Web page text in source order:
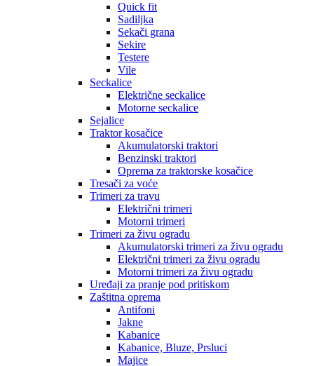
Quick fit
Sadiljka
Sekači grana
Sekire
Testere
Vile
Seckalice
Električne seckalice
Motorne seckalice
Sejalice
Traktor kosačice
Akumulatorski traktori
Benzinski traktori
Oprema za traktorske kosačice
Tresači za voće
Trimeri za travu
Električni trimeri
Motorni trimeri
Trimeri za živu ogradu
Akumulatorski trimeri za živu ogradu
Električni trimeri za živu ogradu
Motorni trimeri za živu ogradu
Uređaji za pranje pod pritiskom
Zaštitna oprema
Antifoni
Jakne
Kabanice
Kabanice, Bluze, Prsluci
Majice